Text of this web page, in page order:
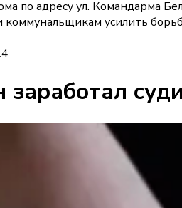
по адресу ул. Командарма
усилить